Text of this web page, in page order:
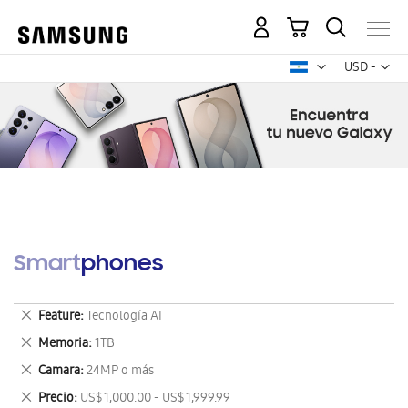
USD -
dólar
Mi carrito
Smartphones
Feature Tecnología AI
Eliminar
este
artículo
Memoria 1TB
Eliminar
este
artículo
Camara 24MP o más
Eliminar
este
Precio US$ 1,000.00 - US$ 1,999.99
Eliminar